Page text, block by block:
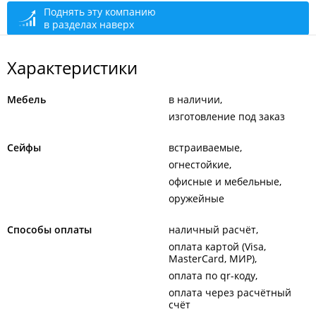
закрыто, откроется в 09:00
Поднять эту компанию
в разделах наверх
Характеристики
Мебель
в наличии
изготовление под заказ
Сейфы
встраиваемые
огнестойкие
офисные и мебельные
оружейные
Способы оплаты
наличный расчёт
оплата картой (Visa,
MasterCard, МИР)
оплата по qr-коду
оплата через расчётный
счёт